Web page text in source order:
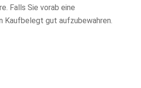
Falls Sie vorab eine
Kaufbelegt gut aufzubewahren.